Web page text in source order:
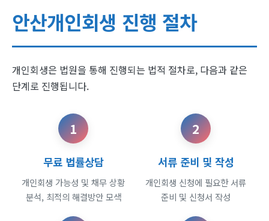
안산개인회생 진행 절차
개인회생은 법원을 통해 진행되는 법적 절차로, 다음과 같은
단계로 진행됩니다.
1
무료 법률상담
개인회생 가능성 및 채무 상황
분석, 최적의 해결방안 모색
2
서류 준비 및 작성
개인회생 신청에 필요한 서류
준비 및 신청서 작성